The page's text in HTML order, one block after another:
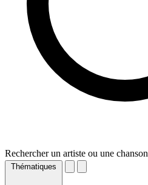
Rechercher un artiste ou une chanson
Thématiques